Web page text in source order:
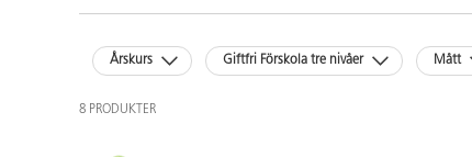
Årskurs Giftfri Förskola tre nivåer Mått
8 PRODUKTER